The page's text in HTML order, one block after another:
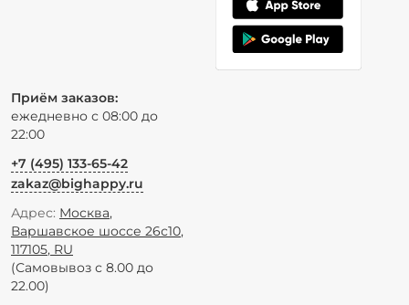
Приём заказов:
ежедневно с 08:00 до
22:00
+7 (495) 133-65-42
zakaz@bighappy.ru
Адрес: Москва,
Варшавское шоссе 26с10,
117105, RU
(Самовывоз с 8.00 до
22.00)